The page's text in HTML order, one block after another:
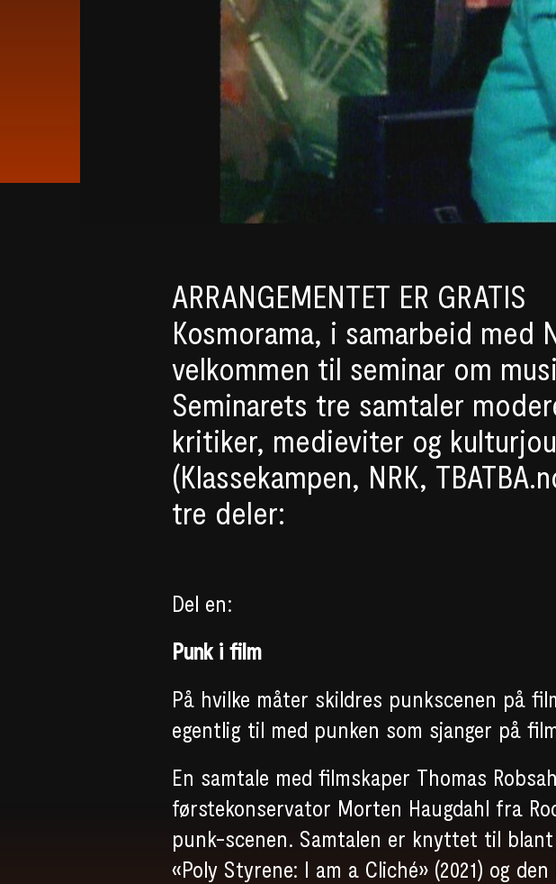
ARRANGEMENTET ER GRATIS
Kosmorama, i samarbeid med
velkommen til seminar om
Seminarets tre samtaler
kritiker, medieviter og
(Klassekampen, NRK,
tre deler:
Del en:
Punk i film
På hvilke måter skildres punkscenen på
egentlig til med punken som sjanger på
En samtale med filmskaper Thomas
førstekonservator Morten Haugdahl fra
punk-scenen. Samtalen er knyttet til
«Poly Styrene: I am a Cliché» (2021) og